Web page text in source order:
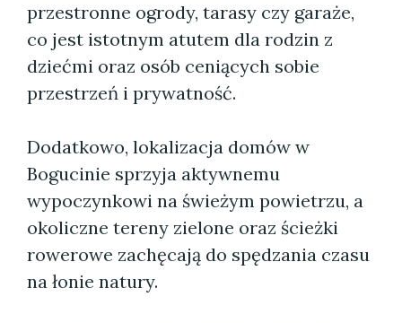
przestronne ogrody, tarasy czy garaże,
co jest istotnym atutem dla rodzin z
dziećmi oraz osób ceniących sobie
przestrzeń i prywatność.
Dodatkowo, lokalizacja domów w
Bogucinie sprzyja aktywnemu
wypoczynkowi na świeżym powietrzu, a
okoliczne tereny zielone oraz ścieżki
rowerowe zachęcają do spędzania czasu
na łonie natury.